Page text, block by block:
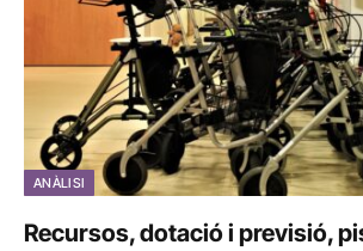
ANÀLISI
Recursos, dotació i previsió,